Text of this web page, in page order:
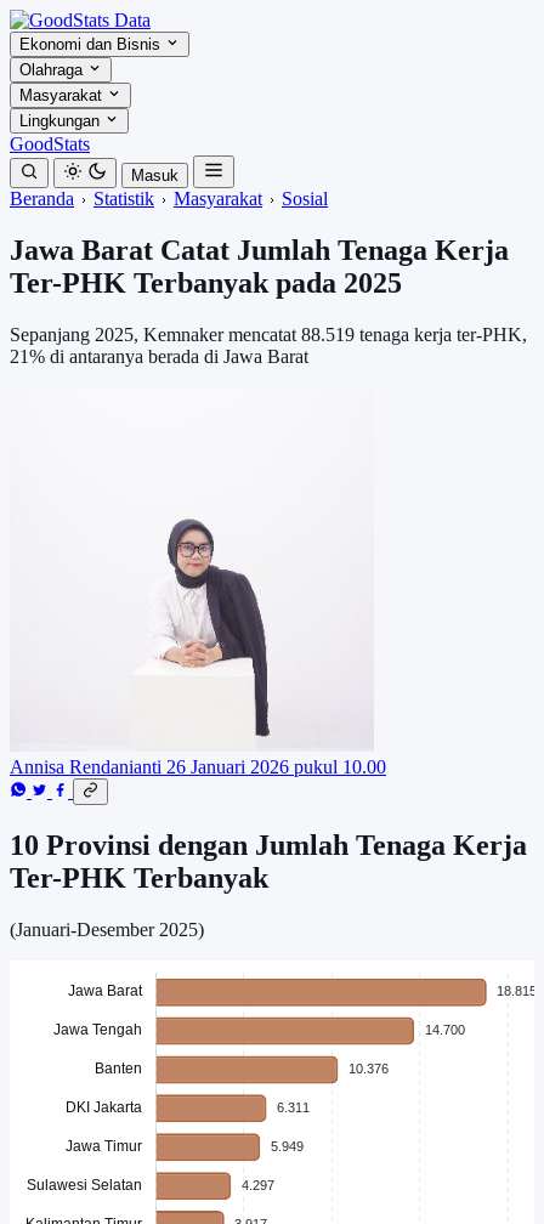
Ekonomi dan Bisnis
Olahraga
Masyarakat
Lingkungan
GoodStats
Masuk
Beranda Statistik Masyarakat Sosial
Jawa Barat Catat Jumlah Tenaga Kerja
Ter-PHK Terbanyak pada 2025
Sepanjang 2025, Kemnaker mencatat 88.519 tenaga kerja ter-PHK,
21% di antaranya berada di Jawa Barat
Annisa Rendanianti 26 Januari 2026 pukul 10.00
10 Provinsi dengan Jumlah Tenaga Kerja
Ter-PHK Terbanyak
(Januari-Desember 2025)